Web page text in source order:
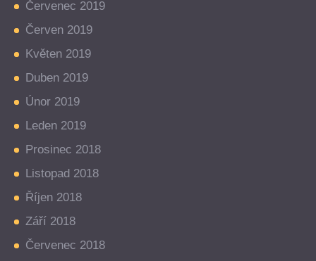
Červenec 2019
Červen 2019
Květen 2019
Duben 2019
Únor 2019
Leden 2019
Prosinec 2018
Listopad 2018
Říjen 2018
Září 2018
Červenec 2018